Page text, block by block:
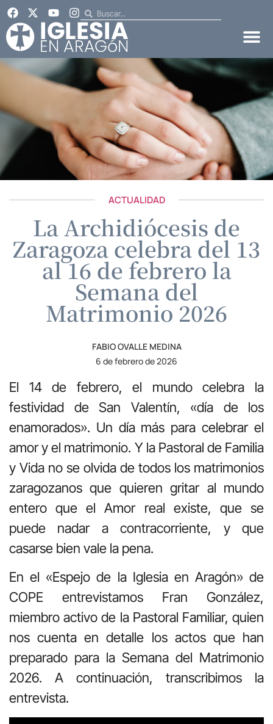
ACTUALIDAD
La Archidiócesis de
Zaragoza celebra del 13
al 16 de febrero la
Semana del
Matrimonio 2026
FABIO OVALLE MEDINA
6 de febrero de 2026
El 14 de febrero, el mundo celebra la
festividad de San Valentín, «día de los
enamorados». Un día más para celebrar el
amor y el matrimonio. Y la Pastoral de Familia
y Vida no se olvida de todos los matrimonios
zaragozanos que quieren gritar al mundo
entero que el Amor real existe, que se
puede nadar a contracorriente, y que
casarse bien vale la pena.
En el «Espejo de la Iglesia en Aragón» de
COPE entrevistamos Fran González,
miembro activo de la Pastoral Familiar, quien
nos cuenta en detalle los actos que han
preparado para la Semana del Matrimonio
2026. A continuación, transcribimos la
entrevista.